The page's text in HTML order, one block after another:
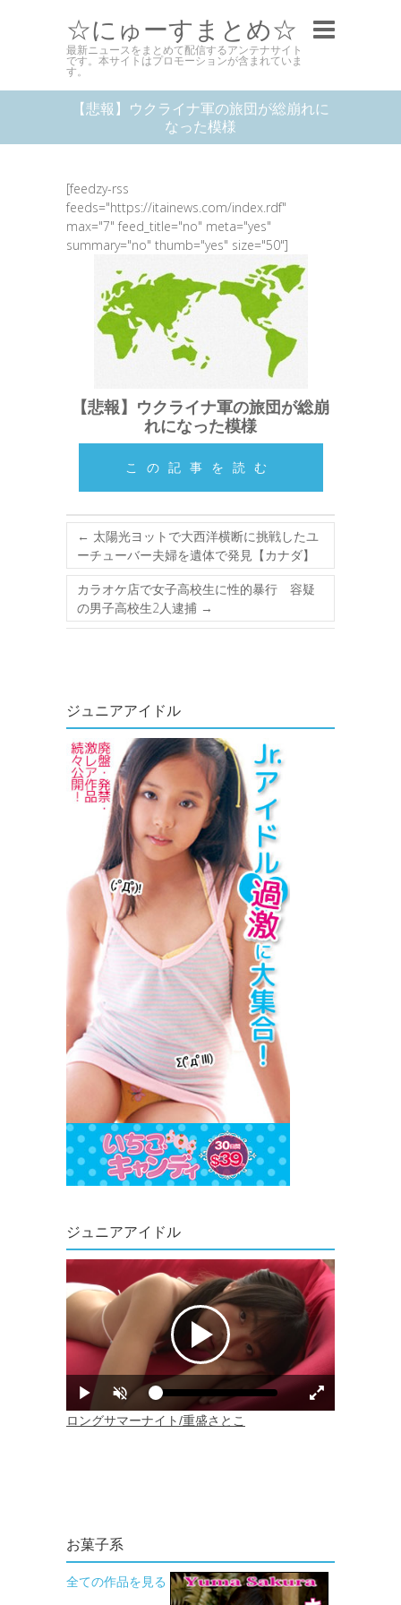
☆にゅーすまとめ☆
最新ニュースをまとめて配信するアンテナサイト
です。本サイトはプロモーションが含まれていま
す。
【悲報】ウクライナ軍の旅団が総崩れに
なった模様
[feedzy-rss
feeds="https://itainews.com/index.rdf"
max="7" feed_title="no" meta="yes"
summary="no" thumb="yes" size="50"]
【悲報】ウクライナ軍の旅団が総崩
れになった模様
この記事を読む
← 太陽光ヨットで大西洋横断に挑戦したユ
ーチューバー夫婦を遺体で発見【カナダ】
カラオケ店で女子高校生に性的暴行 容疑
の男子高校生2人逮捕 →
ジュニアアイドル
ジュニアアイドル
お菓子系
全ての作品を見る